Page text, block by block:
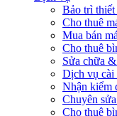
Bảo trì
Cho thuê
Mua bán
Cho thuê
Sửa chữa
Dịch vụ cài
Nhận kiểm
Chuyên
Cho thuê